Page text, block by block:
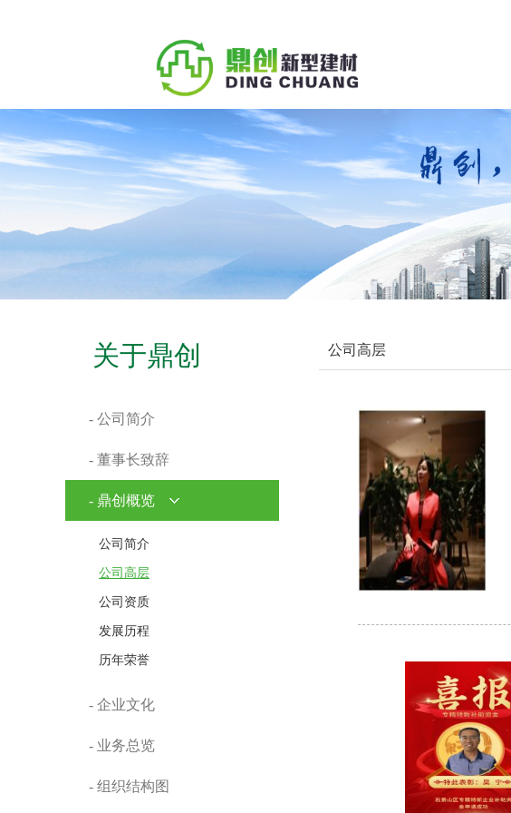
关于鼎创
- 公司简介
- 董事长致辞
- 鼎创概览
公司简介
公司高层
公司资质
发展历程
历年荣誉
- 企业文化
- 业务总览
- 组织结构图
公司高层